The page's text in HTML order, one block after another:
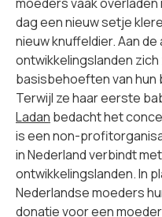
dag een nieuw setje
nieuw knuffeldier. Aan
ontwikkelingslanden
basisbehoeften van hun
Terwijl ze haar eerste
Ladan bedacht het
is een non-
in Nederland verbindt
ontwikkelingslanden. In
Nederlandse moeders
donatie voor een